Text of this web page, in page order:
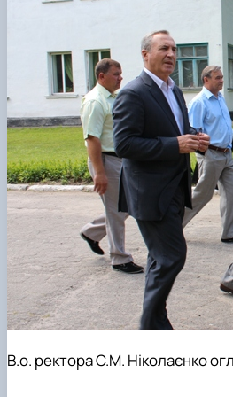
В.о. ректора С.М. Ніколаєнко